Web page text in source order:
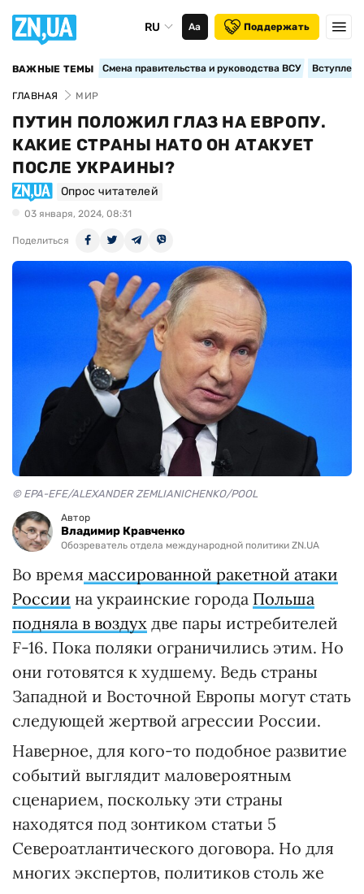
RU Аа Поддержать
ВАЖНЫЕ ТЕМЫ Смена правительства и руководства ВСУ
ГЛАВНАЯ МИР
ПУТИН ПОЛОЖИЛ ГЛАЗ НА ЕВРОПУ.
КАКИЕ СТРАНЫ НАТО ОН АТАКУЕТ
ПОСЛЕ УКРАИНЫ?
Опрос читателей
03 января, 2024, 08:31
Поделиться
© EPA-EFE/ALEXANDER ZEMLIANICHENKO/POOL
Автор
Владимир Кравченко
Обозреватель отдела международной политики ZN.UA
Во время массированной ракетной атаки
России на украинские города Польша
подняла в воздух две пары истребителей
F-16. Пока поляки ограничились этим. Но
они готовятся к худшему. Ведь страны
Западной и Восточной Европы могут стать
следующей жертвой агрессии России.
Наверное, для кого-то подобное развитие
событий выглядит маловероятным
сценарием, поскольку эти страны
находятся под зонтиком статьи 5
Североатлантического договора. Но для
многих экспертов, политиков столь же